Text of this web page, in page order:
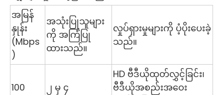
အမြန်
နှုန်း
(Mbps
)
အသုံးပြုသူများ
ကို အကြံပြု
ထားသည်။
လှုပ်ရှားမှုများကို ပံ့ပိုးပေးခဲ့
သည်။
100 ၂ မှ ၄
HD ဗီဒီယိုထုတ်လွှင့်ခြင်း၊
ဗီဒီယိုအစည်းအဝေး